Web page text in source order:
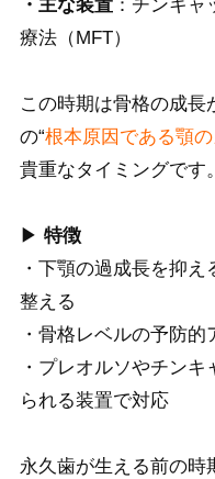
・主な装置：チンキャ
療法（MFT）
この時期は骨格の成長
の“根本原因である顎
貴重なタイミングです。
▶ 特徴
・下顎の過成長を抑
整える
・骨格レベルの予防
・プレオルソやチン
られる装置で対応
永久歯が生える前の時